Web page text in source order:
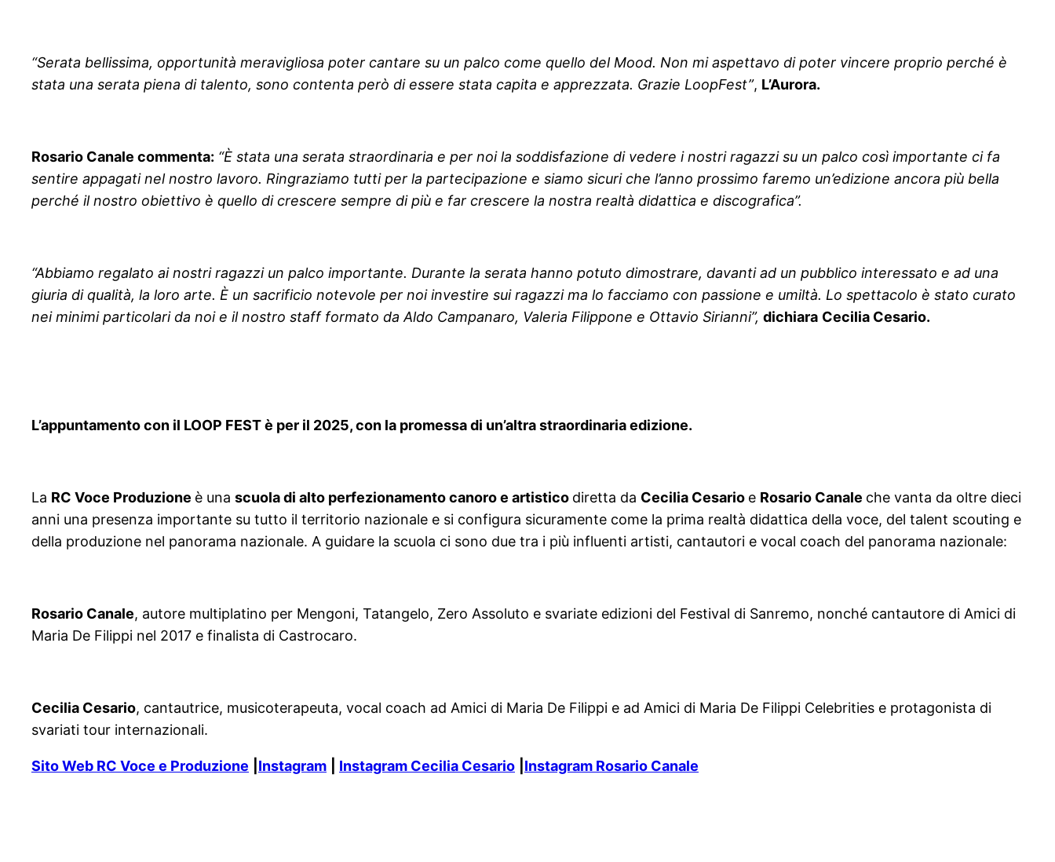
“Serata bellissima, opportunità meravigliosa poter cantare su un palco come quello del Mood. Non mi aspettavo di poter vincere proprio perché è
stata una serata piena di talento, sono contenta però di essere stata capita e apprezzata. Grazie LoopFest”, L’Aurora.
Rosario Canale commenta: “È stata una serata straordinaria e per noi la soddisfazione di vedere i nostri ragazzi su un palco così importante ci fa
sentire appagati nel nostro lavoro. Ringraziamo tutti per la partecipazione e siamo sicuri che l’anno prossimo faremo un’edizione ancora più bella
perché il nostro obiettivo è quello di crescere sempre di più e far crescere la nostra realtà didattica e discografica”.
“Abbiamo regalato ai nostri ragazzi un palco importante. Durante la serata hanno potuto dimostrare, davanti ad un pubblico interessato e ad una
giuria di qualità, la loro arte. È un sacrificio notevole per noi investire sui ragazzi ma lo facciamo con passione e umiltà. Lo spettacolo è stato curato
nei minimi particolari da noi e il nostro staff formato da Aldo Campanaro, Valeria Filippone e Ottavio Sirianni”, dichiara Cecilia Cesario.
L’appuntamento con il LOOP FEST è per il 2025, con la promessa di un’altra straordinaria edizione.
La RC Voce Produzione è una scuola di alto perfezionamento canoro e artistico diretta da Cecilia Cesario e Rosario Canale che vanta da oltre dieci
anni una presenza importante su tutto il territorio nazionale e si configura sicuramente come la prima realtà didattica della voce, del talent scouting e
della produzione nel panorama nazionale. A guidare la scuola ci sono due tra i più influenti artisti, cantautori e vocal coach del panorama nazionale:
Rosario Canale, autore multiplatino per Mengoni, Tatangelo, Zero Assoluto e svariate edizioni del Festival di Sanremo, nonché cantautore di Amici di
Maria De Filippi nel 2017 e finalista di Castrocaro.
Cecilia Cesario, cantautrice, musicoterapeuta, vocal coach ad Amici di Maria De Filippi e ad Amici di Maria De Filippi Celebrities e protagonista di
svariati tour internazionali.
Sito Web RC Voce e Produzione Instagram Instagram Cecilia Cesario Instagram Rosario Canale